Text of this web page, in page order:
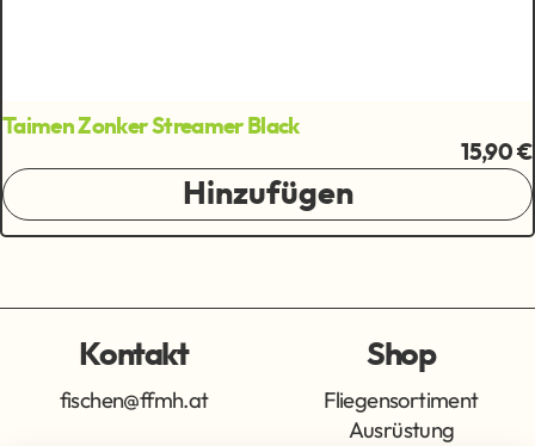
Taimen Zonker Streamer Black
15,90 €
Hinzufügen
Kontakt
fischen@ffmh.at
Shop
Fliegensortiment
Ausrüstung